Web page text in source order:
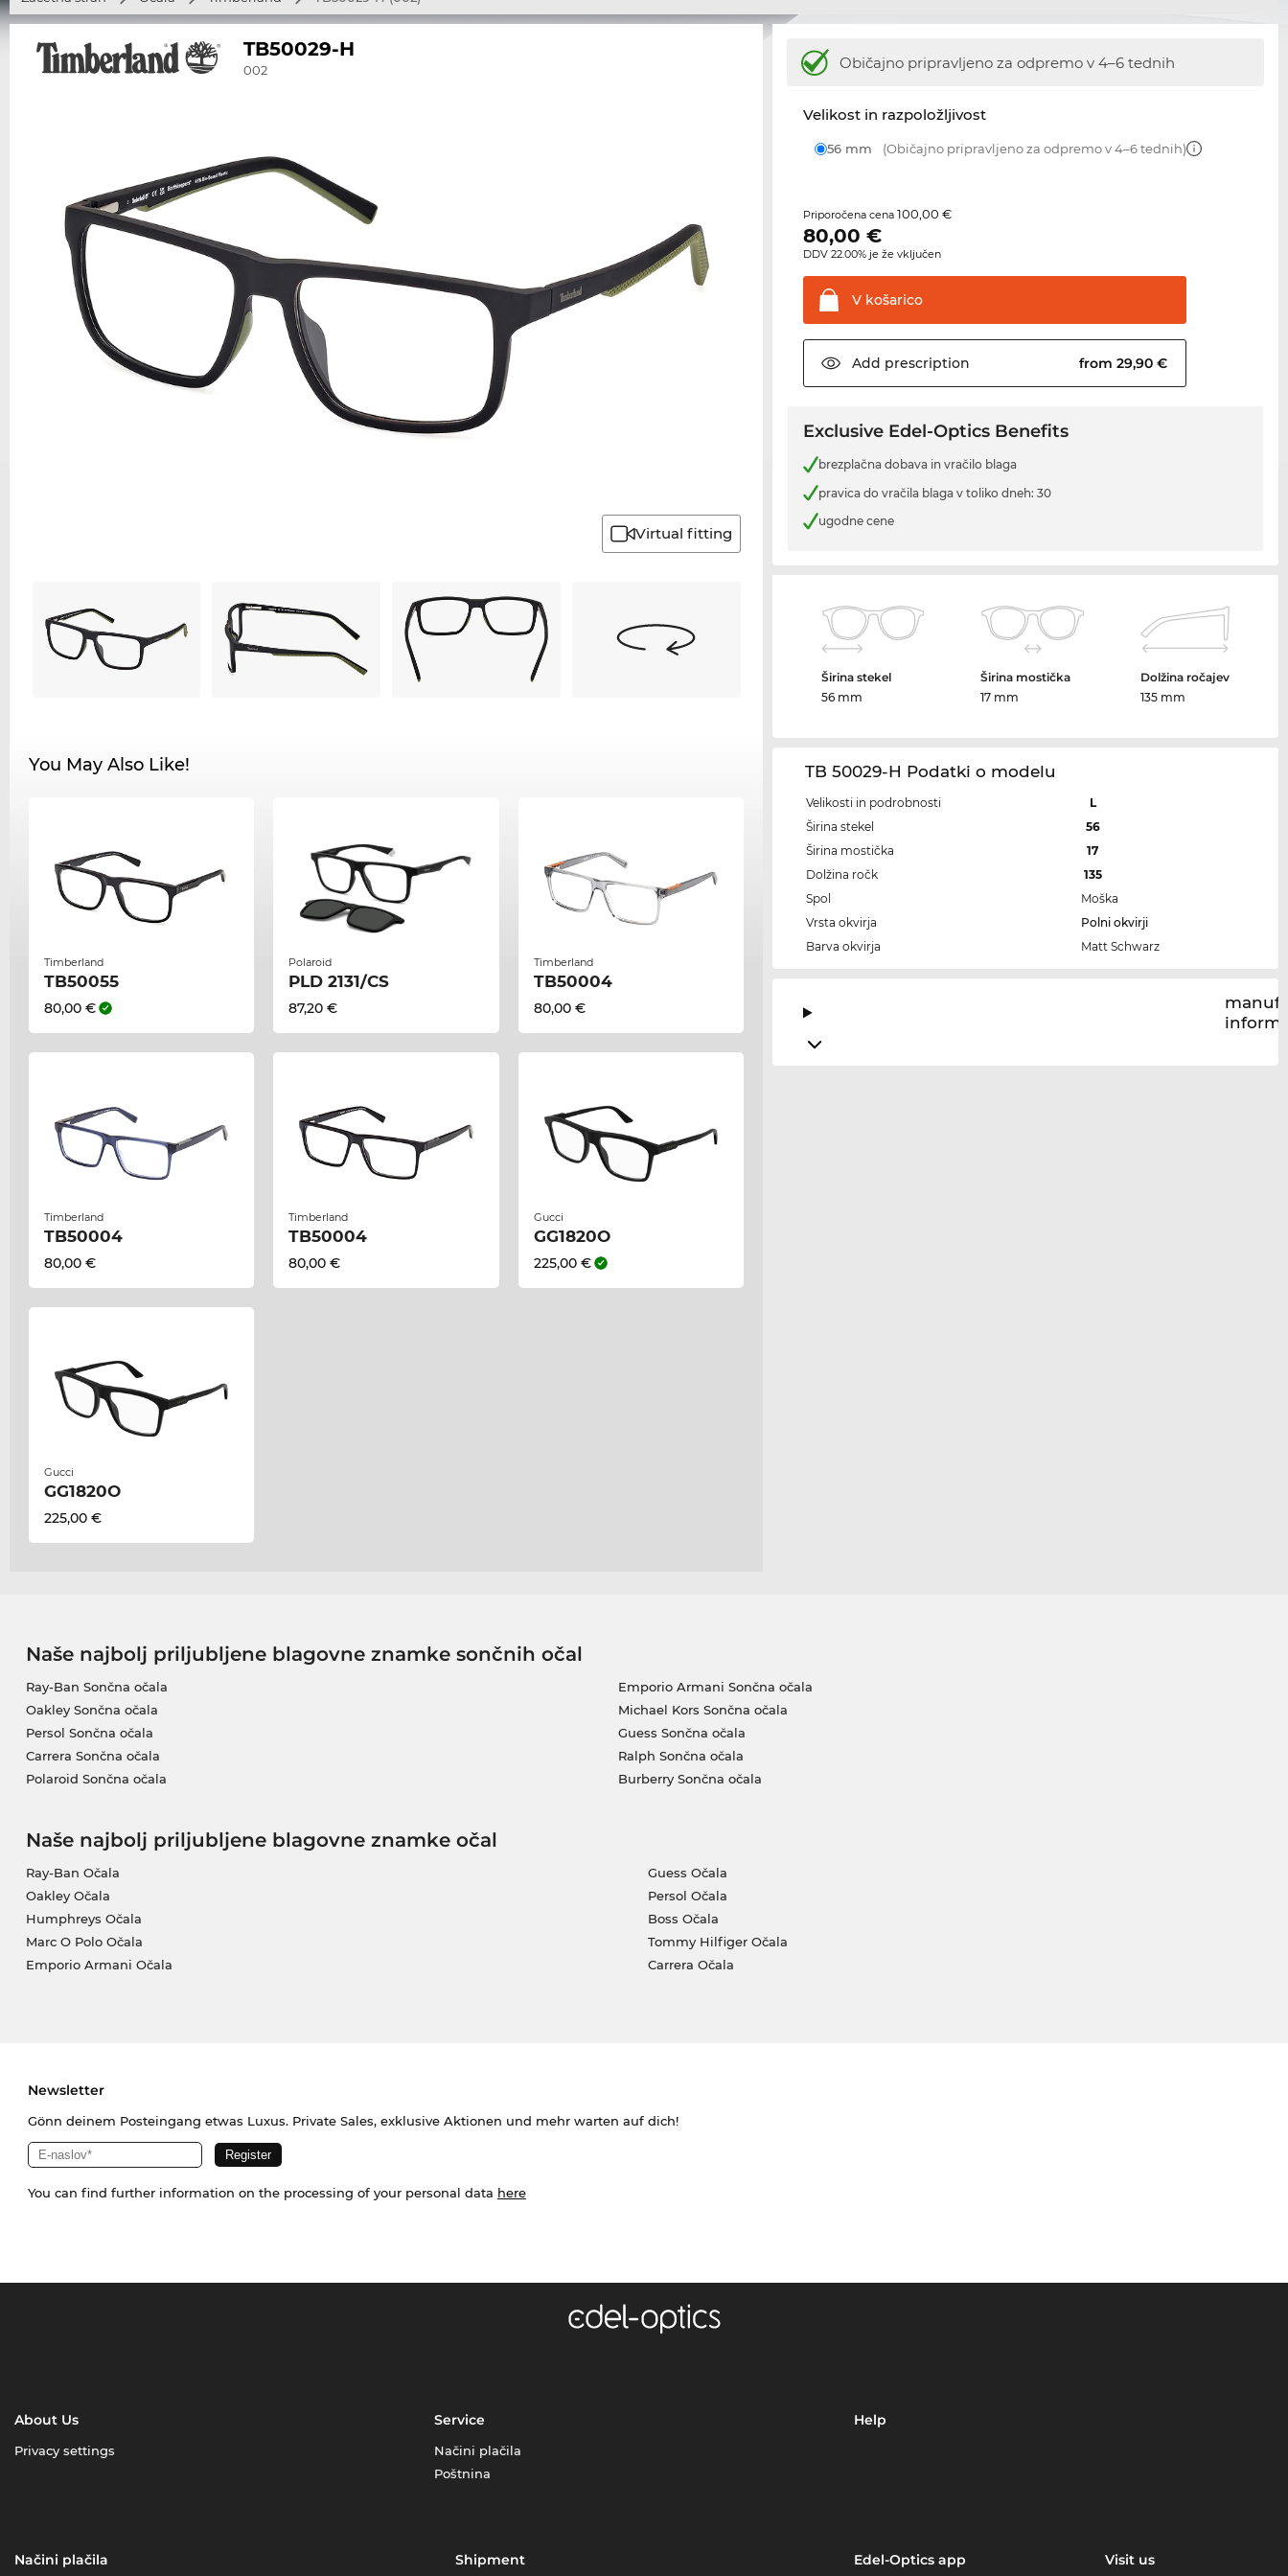
TB50029-H
002
Virtual fitting
You May Also Like!
Timberland
TB50055
80,00 €
Polaroid
PLD 2131/CS
87,20 €
Timberland
TB50004
80,00 €
Timberland
TB50004
80,00 €
Timberland
TB50004
80,00 €
Gucci
GG1820O
225,00 €
Gucci
GG1820O
225,00 €
Običajno pripravljeno za odpremo v 4–6 tednih
Velikost in razpoložljivost
56 mm (Običajno pripravljeno za odpremo v 4–6 tednih)
Priporočena cena100,00 €
80,00 €
DDV 22.00% je že vključen
V košarico
Add prescription from 29,90 €
Exclusive Edel-Optics Benefits
brezplačna dobava in vračilo blaga
pravica do vračila blaga v toliko dneh: 30
ugodne cene
Širina stekel
56 mm
Širina mostička
17 mm
Dolžina ročajev
135 mm
TB 50029-H Podatki o modelu
Velikosti in podrobnosti
L
Širina stekel
56
Širina mostička
17
Dolžina ročk
135
Spol
Moška
Vrsta okvirja
Polni okvirji
Barva okvirja
Matt Schwarz
Naše najbolj priljubljene blagovne znamke sončnih očal
Ray-Ban Sončna očala
Oakley Sončna očala
Persol Sončna očala
Carrera Sončna očala
Polaroid Sončna očala
Emporio Armani Sončna očala
Michael Kors Sončna očala
Guess Sončna očala
Ralph Sončna očala
Burberry Sončna očala
Naše najbolj priljubljene blagovne znamke očal
Ray-Ban Očala
Oakley Očala
Humphreys Očala
Marc O Polo Očala
Emporio Armani Očala
Guess Očala
Persol Očala
Boss Očala
Tommy Hilfiger Očala
Carrera Očala
Newsletter
Gönn deinem Posteingang etwas Luxus. Private Sales, exklusive Aktionen und mehr warten auf dich!
You can find further information on the processing of your personal data here
About Us
Privacy settings
Service
Načini plačila
Poštnina
Help
Načini plačila Shipment Edel-Optics app Visit us